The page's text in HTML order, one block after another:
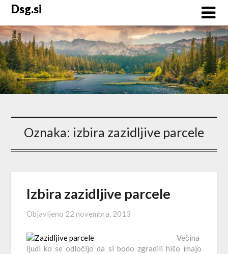
Skip
content
Dsg.si
Oznaka: izbira zazidljive parcele
Izbira zazidljive parcele
Objavljeno 22 novembra, 2013
Večina
ljudi ko se odločijo da si bodo zgradili hišo imajo